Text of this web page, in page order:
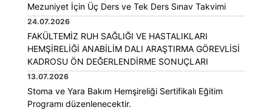
Mezuniyet İçin Üç Ders ve Tek Ders Sınav Takvimi
24.07.2026
FAKÜLTEMİZ RUH SAĞLIĞI VE HASTALIKLARI
HEMŞİRELİĞİ ANABİLİM DALI ARAŞTIRMA GÖREVLİSİ
KADROSU ÖN DEĞERLENDİRME SONUÇLARI
13.07.2026
Stoma ve Yara Bakım Hemşireliği Sertifikalı Eğitim
Programı düzenlenecektir.